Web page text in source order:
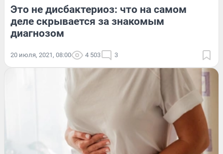
Это не дисбактериоз: что на самом
деле скрывается за знакомым
диагнозом
20 июля, 2021, 08:00 4 503 3